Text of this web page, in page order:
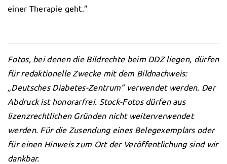
einer Therapie geht.”
Fotos, bei denen die Bildrechte beim DDZ liegen, dürfen
für redaktionelle Zwecke mit dem Bildnachweis:
„Deutsches Diabetes-Zentrum” verwendet werden. Der
Abdruck ist honorarfrei. Stock-Fotos dürfen aus
lizenzrechtlichen Gründen nicht weiterverwendet
werden. Für die Zusendung eines Belegexemplars oder
für einen Hinweis zum Ort der Veröffentlichung sind wir
dankbar.